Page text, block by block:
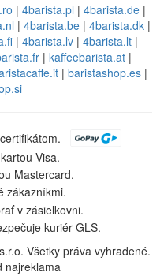
| 4barista.pl | 4barista.de|
| 4barista.be| 4barista.dk|
| 4barista.lv | 4barista.lt |
| kaffeebarista.at|
| baristashop.es|
Všetky práva vyhradené.
najreklama